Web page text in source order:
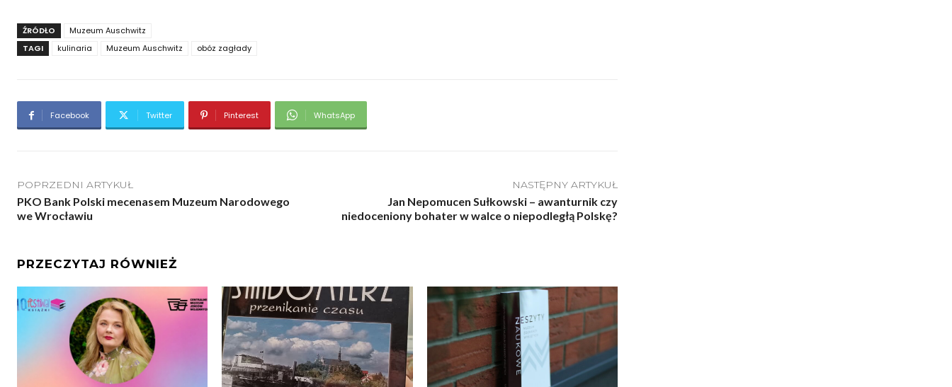
ŹRÓDŁO
Muzeum Auschwitz
TAGI
kulinaria Muzeum Auschwitz obóz zagłady
Facebook Twitter Pinterest WhatsApp
POPRZEDNI ARTYKUŁ
PKO Bank Polski mecenasem Muzeum Narodowego
we Wrocławiu
NASTĘPNY ARTYKUŁ
Jan Nepomucen Sułkowski – awanturnik czy
niedoceniony bohater w walce o niepodległą Polskę?
PRZECZYTAJ RÓWNIEŻ